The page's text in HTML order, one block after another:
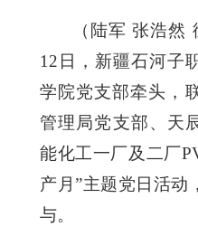
（ 陆军 张浩然
12日
，新疆石河子
学院党支部牵头 ，
管理局党支部、天
能化工一厂及二厂
产月”主题党日活动
与。